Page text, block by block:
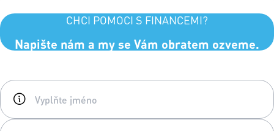
CHCI POMOCI S FINANCEMI?
Napište nám a my se Vám obratem ozveme.